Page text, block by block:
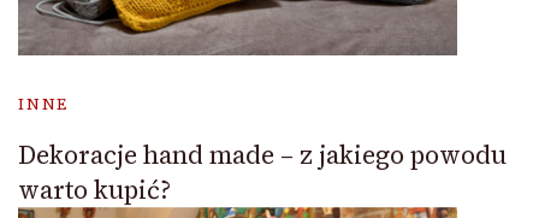
INNE
Dekoracje hand made – z jakiego powodu
warto kupić?